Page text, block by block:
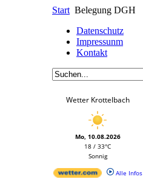
Start Belegung DGH
Datenschutz
Impressunm
Kontakt
Wetter Krottelbach
Mo, 10.08.2026
18 / 33°C
Sonnig
Alle Infos